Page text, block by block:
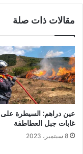
مقالات ذات صلة
عين دراهم: السيطرة
غابات جبل العطاطفة
8 سبتمبر، 2023